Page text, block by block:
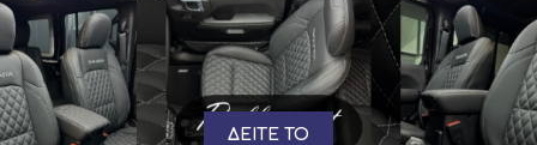
ΔΕΙΤΕ ΤΟ